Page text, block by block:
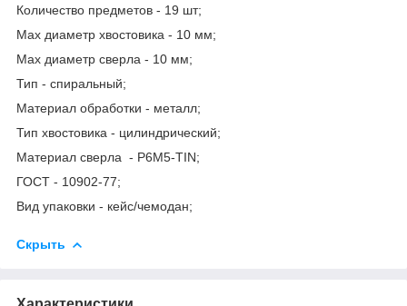
Количество предметов - 19 шт;
Max диаметр хвостовика - 10 мм;
Max диаметр сверла - 10 мм;
Тип - спиральный;
Материал обработки - металл;
Тип хвостовика - цилиндрический;
Материал сверла - Р6М5-TIN;
ГОСТ - 10902-77;
Вид упаковки - кейс/чемодан;
Скрыть